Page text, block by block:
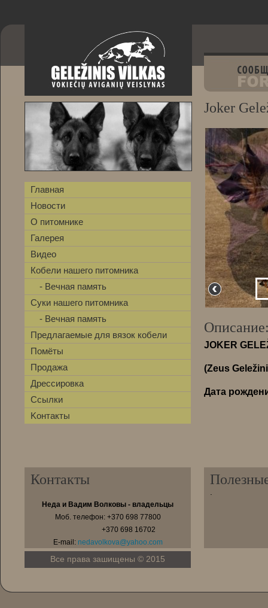
Главная
Новости
О питомнике
Галерея
Видео
Кобели нашего питомника
- Вечная память
Суки нашего питомника
- Вечная память
Предлагаемые для вязок кобели
Помёты
Продажа
Дрессировка
Ссылки
Kонтакты
Joker
JOKER
(Zeus
Дата
Контакты
Неда и Вадим Волковы - владельцы
Moб. телефон: +370 698 77800
+370 698 16702
E-mail: nedavolkova@yahoo.com
Все права зашищены © 2015